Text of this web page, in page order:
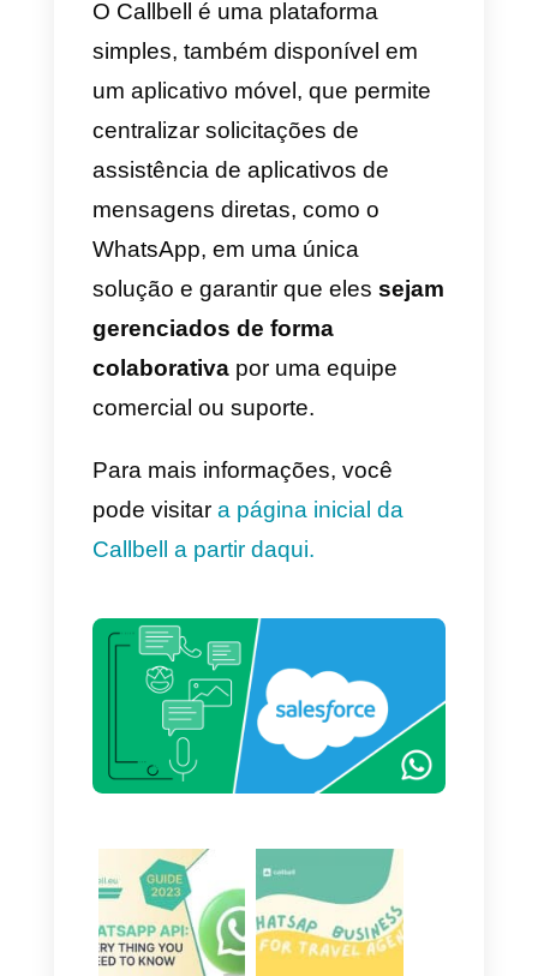
cliente
, além dos canais já
suportados na sua conta do
Salesforce, a integração descrita
acima atende às suas
necessidades.
Se, em vez disso, você usar o
WhatsApp como uma ferramenta
de vendas e estiver procurando
uma solução que permita à sua
equipe de vendas colaborar
dentro do que pode ser descrito
(com uma pegada muito
semelhante à que é usada) uma
experiência tradicional de
mensagens em que o vendedor
pode conversar em tempo real
com o cliente), então a
fornecida pelo Salesforce